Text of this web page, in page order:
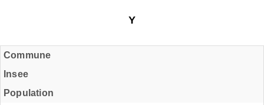
Y
Commune
Insee
Population